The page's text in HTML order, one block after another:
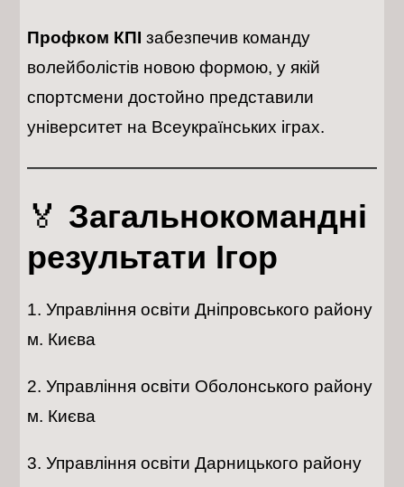
Профком КПІ забезпечив команду
волейболістів новою формою, у якій
спортсмени достойно представили
університет на Всеукраїнських іграх.
🏅 Загальнокомандні
результати Ігор
Управління освіти Дніпровського району
м. Києва
Управління освіти Оболонського району
м. Києва
Управління освіти Дарницького району